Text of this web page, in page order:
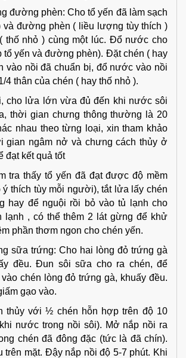
đường phèn: Cho tổ yến đã làm sạch
và đường phèn ( liều lượng tùy thích )
thố nhỏ ) cùng một lúc. Đổ nước cho
tổ yến và đường phèn). Đặt chén ( hay
vào nồi đã chuẩn bị, đổ nước vào nồi
4 thân của chén ( hay thố nhỏ ).
cho lửa lớn vừa đủ đến khi nước sôi
thời gian chưng thông thường là 20
nhau theo từng loại, xin tham khảo
gian ngâm nở và chưng cách thủy ở
đạt kết quả tốt
tra thấy tổ yến đã đạt được độ mềm
ý thích tùy mỗi người), tắt lửa lấy chén
hay để nguội rồi bỏ vào tủ lạnh cho
lạnh , có thể thêm 2 lát gừng để khử
phần thơm ngon cho chén yến.
sữa trứng: Cho hai lòng đỏ trứng gà
đều. Đun sôi sữa cho ra chén, để
chén lòng đỏ trứng gà, khuấy đều.
gạo vào.
thủy với ½ chén hỗn hợp trên độ 10
nước trong nồi sôi). Mở nắp nồi ra
chén đã đông đặc (tức là đã chín).
trên mặt. Đậy nắp nồi độ 5-7 phút. Khi